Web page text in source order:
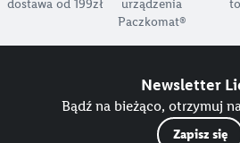
dostawa od 199zł
urządzenia
Paczkomat®
Newsletter
Bądź na bieżąco, otrzymuj
Zapisz się